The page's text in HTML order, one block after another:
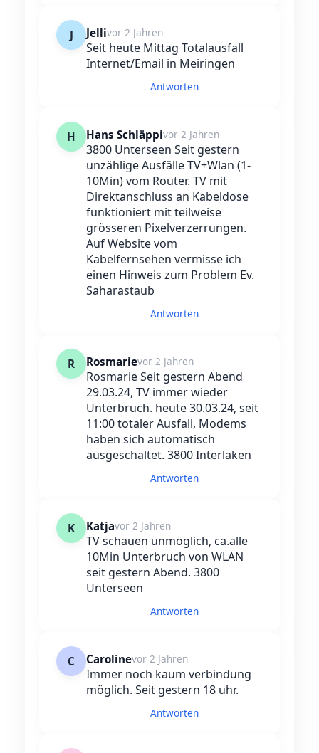
J Jellivor 2 Jahren
Seit heute Mittag Totalausfall
Internet/Email in Meiringen
Antworten
H Hans Schläppivor 2 Jahren
3800 Unterseen Seit gestern
unzählige Ausfälle TV+Wlan (1-
10Min) vom Router. TV mit
Direktanschluss an Kabeldose
funktioniert mit teilweise
grösseren Pixelverzerrungen.
Auf Website vom
Kabelfernsehen vermisse ich
einen Hinweis zum Problem Ev.
Saharastaub
Antworten
R Rosmarievor 2 Jahren
Rosmarie Seit gestern Abend
29.03.24, TV immer wieder
Unterbruch. heute 30.03.24, seit
11:00 totaler Ausfall, Modems
haben sich automatisch
ausgeschaltet. 3800 Interlaken
Antworten
K Katjavor 2 Jahren
TV schauen unmöglich, ca.alle
10Min Unterbruch von WLAN
seit gestern Abend. 3800
Unterseen
Antworten
C Carolinevor 2 Jahren
Immer noch kaum verbindung
möglich. Seit gestern 18 uhr.
Antworten